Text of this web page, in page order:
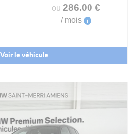
ou 286.00 €
/ mois i
Voir le véhicule